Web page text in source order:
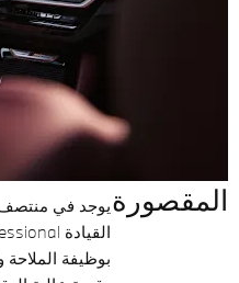
المقصورة
بوظيفة